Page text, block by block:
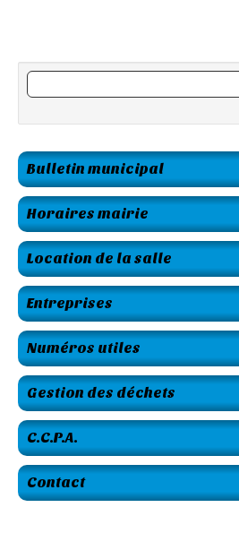
Bulletin municipal
Horaires mairie
Location de la salle
Entreprises
Numéros utiles
Gestion des déchets
C.C.P.A.
Contact